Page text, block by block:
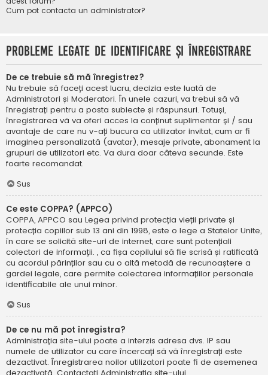
Cum pot contacta un administrator?
Probleme legate de identificare și înregistrare
De ce trebuie să mă înregistrez?
Nu trebuie să faceți acest lucru, decizia este luată de
Administratori și Moderatori. În unele cazuri, va trebui să vă
înregistrați pentru a posta subiecte și răspunsuri. Totuși,
înregistrarea vă va oferi acces la conținut suplimentar și / sau
avantaje de care nu v-ați bucura ca utilizator invitat, cum ar fi
imaginea personalizată (avatar), mesaje private, abonament la
grupuri de utilizatori etc. Va dura doar câteva secunde. Este
foarte recomandat.
Sus
Ce este COPPA? (APPCO)
COPPA, APPCO sau Legea privind protecția vieții private și
protecția copiilor sub 13 ani din 1998, este o lege a Statelor Unite,
în care se solicită site-uri de internet, care sunt potențiali
colectori de informații. , ca fișa copilului să fie scrisă și ratificată
cu acordul părinților sau cu o altă metodă de recunoaștere a
gardei legale, care permite colectarea informațiilor personale
identificabile ale unui minor.
Sus
De ce nu mă pot înregistra?
Administrația site-ului poate a interzis adresa dvs. IP sau
numele de utilizator cu care încercați să vă înregistrați este
dezactivat. Înregistrarea noilor utilizatori poate fi de asemenea